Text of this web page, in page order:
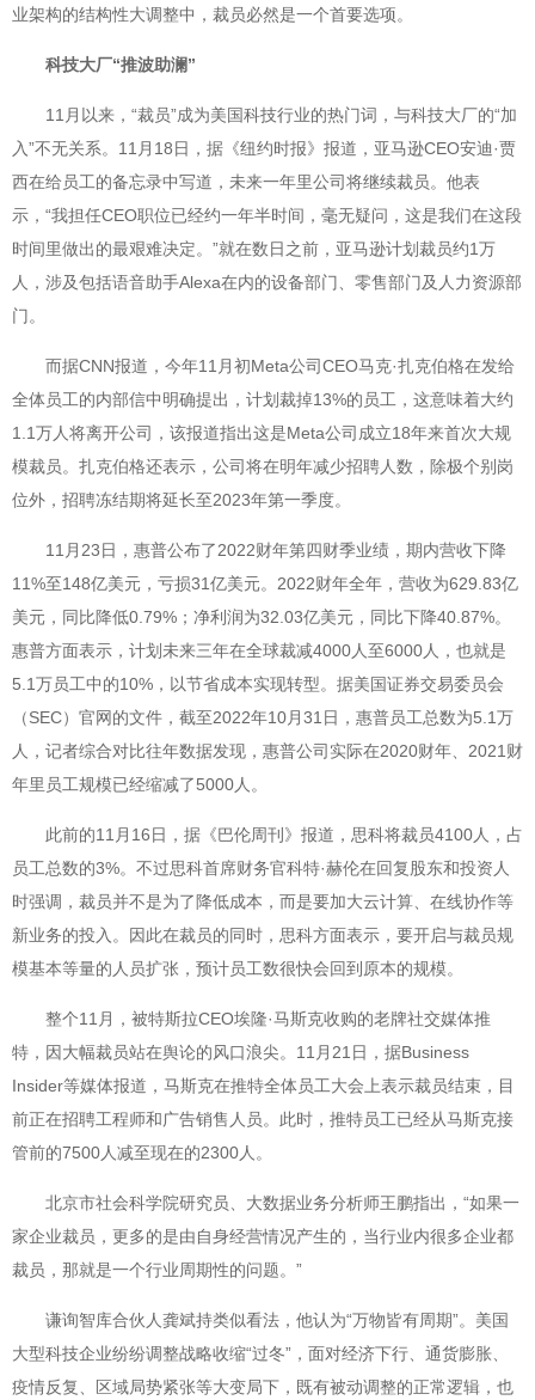
业架构的结构性大调整中，裁员必然是一个首要选项。
科技大厂“推波助澜”
11月以来，“裁员”成为美国科技行业的热门词，与科技大厂的“加
入”不无关系。11月18日，据《纽约时报》报道，亚马逊CEO安迪·贾
西在给员工的备忘录中写道，未来一年里公司将继续裁员。他表
示，“我担任CEO职位已经约一年半时间，毫无疑问，这是我们在这段
时间里做出的最艰难决定。”就在数日之前，亚马逊计划裁员约1万
人，涉及包括语音助手Alexa在内的设备部门、零售部门及人力资源部
门。
而据CNN报道，今年11月初Meta公司CEO马克·扎克伯格在发给
全体员工的内部信中明确提出，计划裁掉13%的员工，这意味着大约
1.1万人将离开公司，该报道指出这是Meta公司成立18年来首次大规
模裁员。扎克伯格还表示，公司将在明年减少招聘人数，除极个别岗
位外，招聘冻结期将延长至2023年第一季度。
11月23日，惠普公布了2022财年第四财季业绩，期内营收下降
11%至148亿美元，亏损31亿美元。2022财年全年，营收为629.83亿
美元，同比降低0.79%；净利润为32.03亿美元，同比下降40.87%。
惠普方面表示，计划未来三年在全球裁减4000人至6000人，也就是
5.1万员工中的10%，以节省成本实现转型。据美国证券交易委员会
（SEC）官网的文件，截至2022年10月31日，惠普员工总数为5.1万
人，记者综合对比往年数据发现，惠普公司实际在2020财年、2021财
年里员工规模已经缩减了5000人。
此前的11月16日，据《巴伦周刊》报道，思科将裁员4100人，占
员工总数的3%。不过思科首席财务官科特·赫伦在回复股东和投资人
时强调，裁员并不是为了降低成本，而是要加大云计算、在线协作等
新业务的投入。因此在裁员的同时，思科方面表示，要开启与裁员规
模基本等量的人员扩张，预计员工数很快会回到原本的规模。
整个11月，被特斯拉CEO埃隆·马斯克收购的老牌社交媒体推
特，因大幅裁员站在舆论的风口浪尖。11月21日，据Business
Insider等媒体报道，马斯克在推特全体员工大会上表示裁员结束，目
前正在招聘工程师和广告销售人员。此时，推特员工已经从马斯克接
管前的7500人减至现在的2300人。
北京市社会科学院研究员、大数据业务分析师王鹏指出，“如果一
家企业裁员，更多的是由自身经营情况产生的，当行业内很多企业都
裁员，那就是一个行业周期性的问题。”
谦询智库合伙人龚斌持类似看法，他认为“万物皆有周期”。美国
大型科技企业纷纷调整战略收缩“过冬”，面对经济下行、通货膨胀、
疫情反复、区域局势紧张等大变局下，既有被动调整的正常逻辑，也